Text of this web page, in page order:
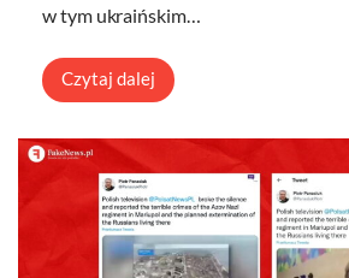
w tym ukraińskim…
Czytaj dalej